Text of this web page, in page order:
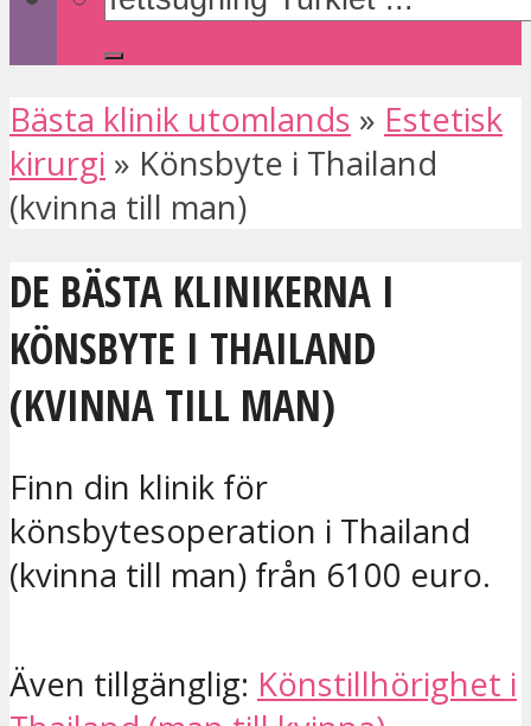
Bästa klinik utomlands » Estetisk
kirurgi » Könsbyte i Thailand
(kvinna till man)
DE BÄSTA KLINIKERNA I
KÖNSBYTE I THAILAND
(KVINNA TILL MAN)
Finn din klinik för
könsbytesoperation i Thailand
(kvinna till man) från 6100 euro.
Även tillgänglig: Könstillhörighet i